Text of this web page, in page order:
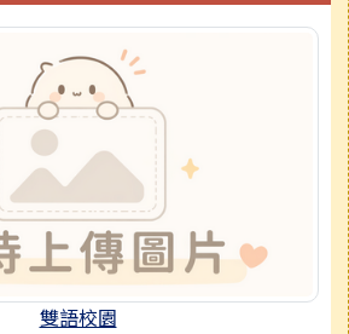
雙語校園